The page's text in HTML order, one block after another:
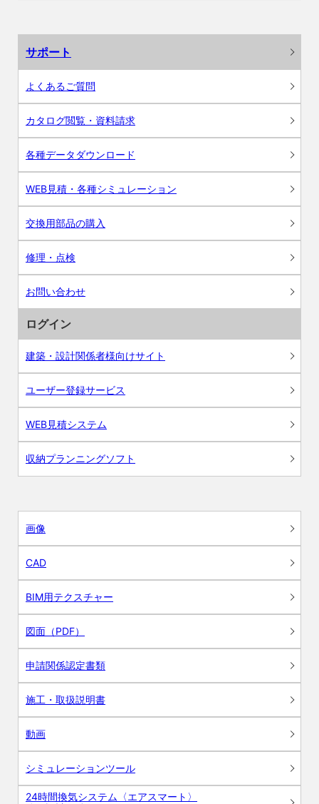
サポート
よくあるご質問
カタログ閲覧・資料請求
各種データダウンロード
WEB見積・各種シミュレーション
交換用部品の購入
修理・点検
お問い合わせ
ログイン
建築・設計関係者様向けサイト
ユーザー登録サービス
WEB見積システム
収納プランニングソフト
画像
CAD
BIM用テクスチャー
図面（PDF）
申請関係認定書類
施工・取扱説明書
動画
シミュレーションツール
24時間換気システム〈エアスマート〉